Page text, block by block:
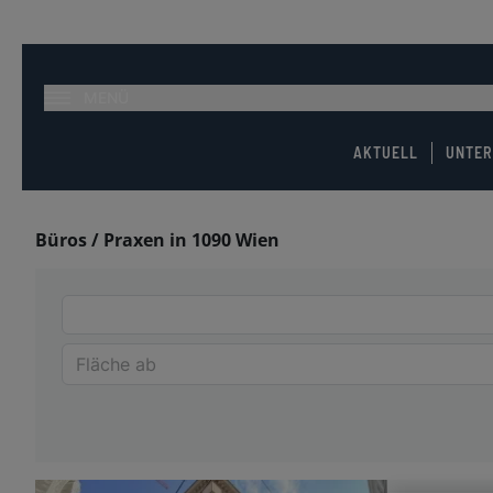
AKTUELL
Büros / Praxen in 1090 Wien